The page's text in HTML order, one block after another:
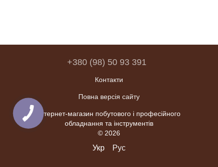
+380 (98) 50 93 391
Контакти
Повна версія сайту
Інтернет-магазин побутового і професійного
обладнання та інструментів
© 2026
Укр Рус